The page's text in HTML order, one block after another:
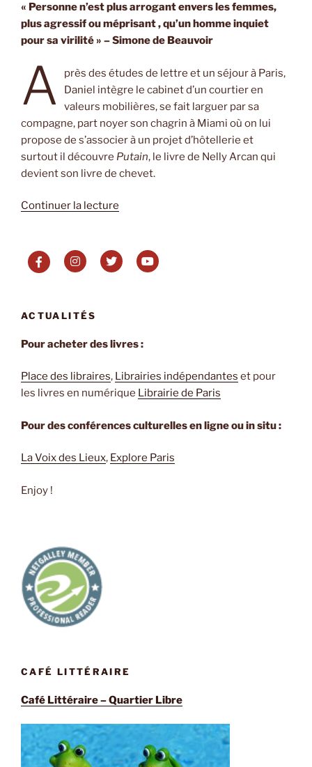
« Personne n’est plus arrogant envers les femmes,
plus agressif ou méprisant , qu’un homme inquiet
pour sa virilité » – Simone de Beauvoir
A
près des études de lettre et un séjour à Paris,
Daniel intègre le cabinet d’un courtier en
valeurs mobilières, se fait larguer par sa
compagne, part noyer son chagrin à Miami où on lui
propose de s’associer à un projet d’hôtellerie et
surtout il découvre Putain, le livre de Nelly Arcan qui
devient son livre de chevet.
Continuer la lecture
masculinité
toxique
ACTUALITÉS
Pour acheter des livres :
Place des libraires, Librairies indépendantes et pour
les livres en numérique Librairie de Paris
Pour des conférences culturelles en ligne ou in situ :
La Voix des Lieux, Explore Paris
Enjoy !
CAFÉ LITTÉRAIRE
Café Littéraire – Quartier Libre